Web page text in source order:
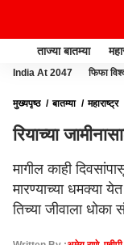
ताज्या बातम्या
India At 2047 फिफा
मुख्यपृष्ठ बातम्या महाराष्ट्र
रियाच्या
मागील काही
मारण्याच्या धमक्या
तिच्या जीवाला